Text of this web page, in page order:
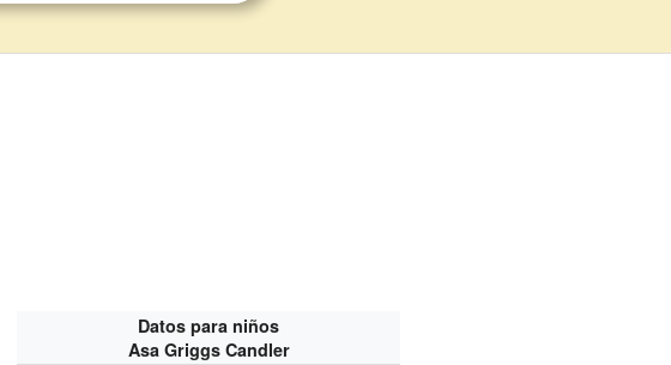
Datos para niños
Asa Griggs Candler